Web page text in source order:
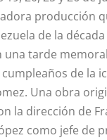
producción
de la década
una tarde
de la
Una obra
la dirección de
como jefe de